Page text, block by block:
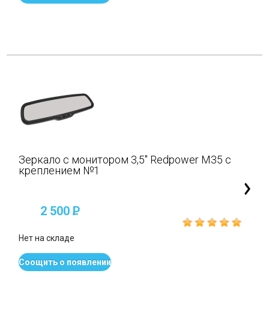
Зеркало с монитором 3,5" Redpower M35 с
креплением №1
2 500P
Нет на складе
Соощить о появлении